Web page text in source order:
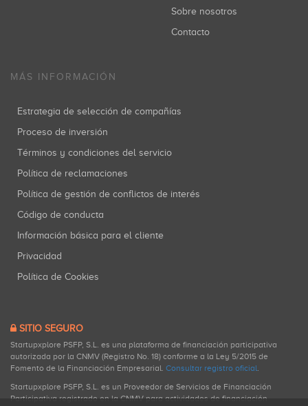
Sobre nosotros
Contacto
MÁS INFORMACIÓN
Estrategia de selección de compañías
Proceso de inversión
Términos y condiciones del servicio
Política de reclamaciones
Política de gestión de conflictos de interés
Código de conducta
Información básica para el cliente
Privacidad
Política de Cookies
SITIO SEGURO
Startupxplore PSFP, S.L. es una plataforma de financiación participativa
autorizada por la CNMV (Registro No. 18) conforme a la Ley 5/2015 de
Fomento de la Financiación Empresarial. Consultar registro oficial.
Startupxplore PSFP, S.L. es un Proveedor de Servicios de Financiación
Participativa registrado en la CNMV para actividades de financiación